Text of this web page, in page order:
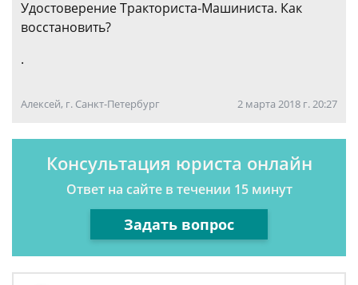
Удостоверение Тракториста-Машиниста. Как
восстановить?
.
Алексей, г. Санкт-Петербург 2 марта 2018 г. 20:27
Консультация юриста онлайн
Ответ на сайте в течении 15 минут
Задать вопрос